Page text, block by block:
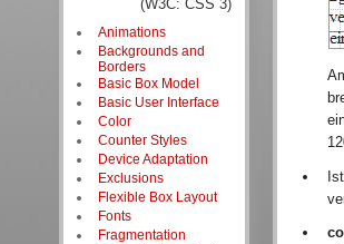
(W3C: CSS 3)
Animations
Backgrounds and
Borders
Basic Box Model
Basic User Interface
Color
Counter Styles
Device Adaptation
Exclusions
Flexible Box Layout
Fonts
Fragmentation